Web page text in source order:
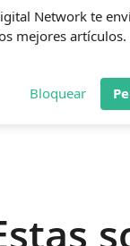
Network te
mejores artículos.
Bloquear
PES